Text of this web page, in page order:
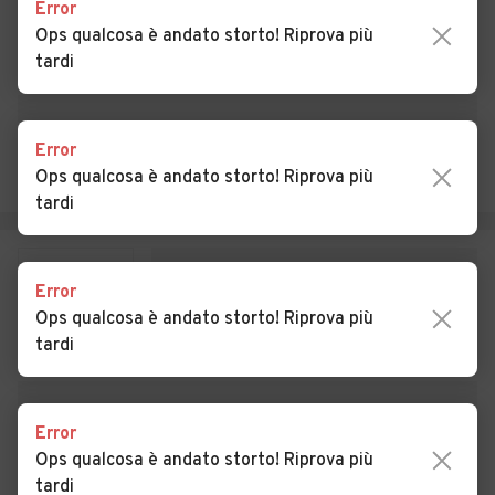
Interamna
Auto usate Pofi
Auto usate Posta Fibreno Auto usate Ripi
Auto usate San Biagio
Saracinisco
di Comino
Incarico
Auto usate San Vittore del
Lazio
sul Garigliano
Garigliano
Error
Ops qualcosa è andato storto! Riprova più
tardi
Error
Ops qualcosa è andato storto! Riprova più
tardi
Error
Ops qualcosa è andato storto! Riprova più
tardi
Error
Ops qualcosa è andato storto! Riprova più
tardi